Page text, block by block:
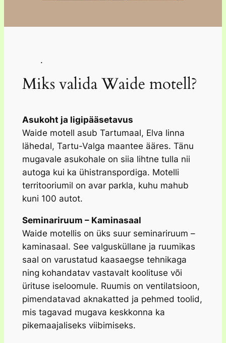
.
Miks valida Waide motell?
Asukoht ja ligipääsetavus
Waide motell asub Tartumaal, Elva linna
lähedal, Tartu-Valga maantee ääres. Tänu
mugavale asukohale on siia lihtne tulla nii
autoga kui ka ühistranspordiga. Motelli
territooriumil on avar parkla, kuhu mahub
kuni 100 autot.
Seminariruum – Kaminasaal
Waide motellis on üks suur seminariruum –
kaminasaal. See valgusküllane ja ruumikas
saal on varustatud kaasaegse tehnikaga
ning kohandatav vastavalt koolituse või
ürituse iseloomule. Ruumis on ventilatsioon,
pimendatavad aknakatted ja pehmed toolid,
mis tagavad mugava keskkonna ka
pikemaajaliseks viibimiseks.